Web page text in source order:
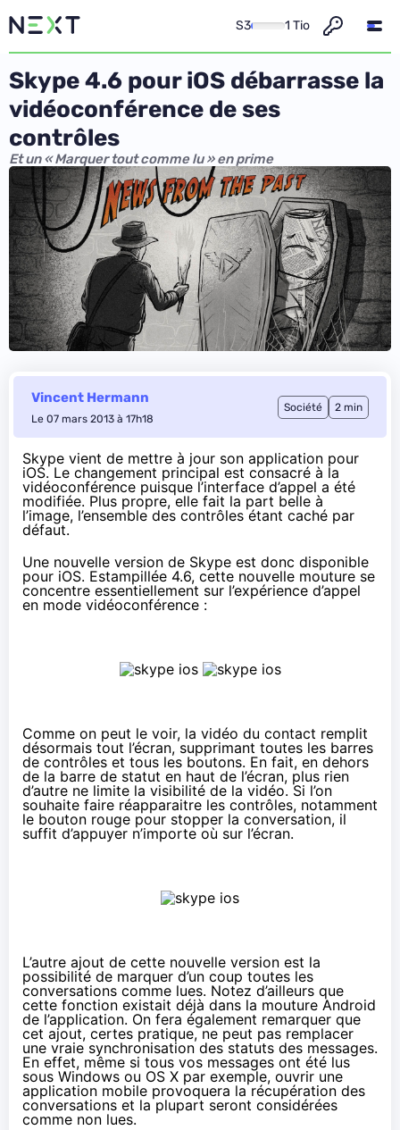
S3 1 Tio
Skype 4.6 pour iOS débarrasse la
vidéoconférence de ses
contrôles
Et un « Marquer tout comme lu » en prime
Vincent Hermann
Le 07 mars 2013 à 17h18
Société 2 min
Skype vient de mettre à jour son application pour
iOS. Le changement principal est consacré à la
vidéoconférence puisque l’interface d’appel a été
modifiée. Plus propre, elle fait la part belle à
l’image, l’ensemble des contrôles étant caché par
défaut.
Une nouvelle version de Skype est donc disponible
pour iOS. Estampillée 4.6, cette nouvelle mouture se
concentre essentiellement sur l’expérience d’appel
en mode vidéoconférence :
Comme on peut le voir, la vidéo du contact remplit
désormais tout l’écran, supprimant toutes les barres
de contrôles et tous les boutons. En fait, en dehors
de la barre de statut en haut de l’écran, plus rien
d’autre ne limite la visibilité de la vidéo. Si l’on
souhaite faire réapparaitre les contrôles, notamment
le bouton rouge pour stopper la conversation, il
suffit d’appuyer n’importe où sur l’écran.
L’autre ajout de cette nouvelle version est la
possibilité de marquer d’un coup toutes les
conversations comme lues. Notez d’ailleurs que
cette fonction existait déjà dans la mouture Android
de l’application. On fera également remarquer que
cet ajout, certes pratique, ne peut pas remplacer
une vraie synchronisation des statuts des messages.
En effet, même si tous vos messages ont été lus
sous Windows ou OS X par exemple, ouvrir une
application mobile provoquera la récupération des
conversations et la plupart seront considérées
comme non lues.